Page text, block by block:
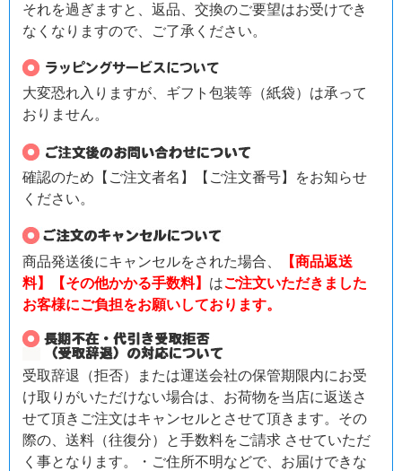
それを過ぎますと、返品、交換のご要望はお受けでき
なくなりますので、ご了承ください。
大変恐れ入りますが、ギフト包装等（紙袋）は承って
おりません。
確認のため【ご注文者名】【ご注文番号】をお知らせ
ください。
商品発送後にキャンセルをされた場合、
【商品返送
料】【その他かかる手数料】 はご注文いただきました
お客様にご負担をお願いしております。
受取辞退（拒否）または運送会社の保管期限内にお受
け取りがいただけない場合は、お荷物を当店に返送さ
せて頂きご注文はキャンセルとさせて頂きます。その
際の、送料（往復分）と手数料をご請求 させていただ
く事となります。・ご住所不明などで、お届けできな